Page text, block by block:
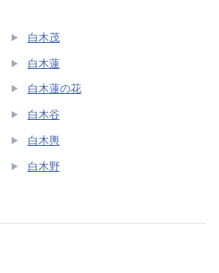
白木茂
白木蓮
白木蓮の花
白木谷
白木輿
白木野